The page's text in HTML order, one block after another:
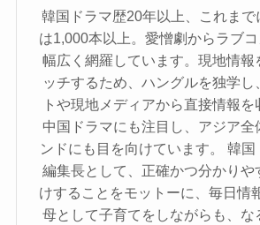
韓国ドラマ歴20年以上、これまで
は1,000本以上。愛憎劇からラブ
幅広く網羅しています。現地情報
ッチするため、ハングルを独学し
トや現地メディアから直接情報
中国ドラマにも注目し、アジア全
ンドにも目を向けています。 韓
編集長として、正確かつ分かりや
けすることをモットーに、毎日情
母として子育てをしながらも、な